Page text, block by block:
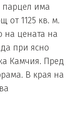
има
от 1125 кв. м.
на цената на
при ясно
Камчия. Пред
В края на